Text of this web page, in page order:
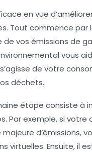
en vue
Tout commence par
de vos émissions de
vous
de votre
déchets.
étape consiste à
Par exemple, si
d’émissions,
virtuelles. Ensuite, il